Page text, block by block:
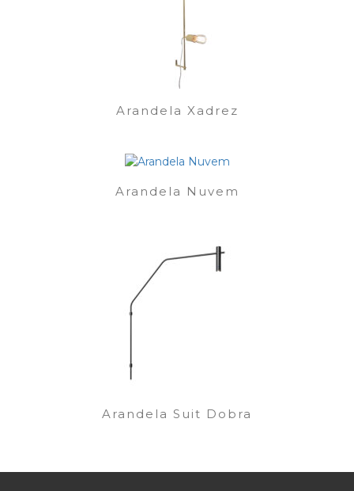
Arandela Xadrez
Arandela Nuvem
Arandela Suit Dobra